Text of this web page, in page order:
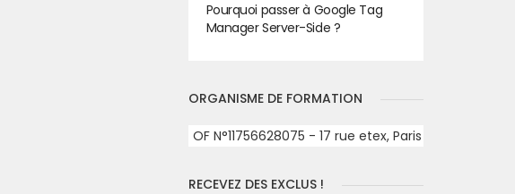
Pourquoi passer à Google Tag
Manager Server-Side ?
ORGANISME DE FORMATION
OF N°11756628075 - 17 rue etex, Paris
RECEVEZ DES EXCLUS !